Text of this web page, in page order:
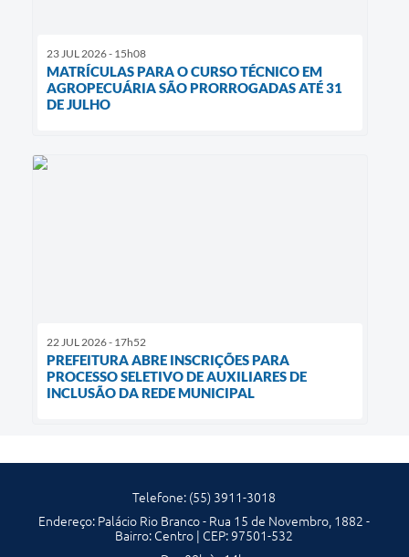
23 JUL 2026 - 15h08
MATRÍCULAS PARA O CURSO TÉCNICO EM
AGROPECUÁRIA SÃO PRORROGADAS ATÉ 31
DE JULHO
22 JUL 2026 - 17h52
PREFEITURA ABRE INSCRIÇÕES PARA
PROCESSO SELETIVO DE AUXILIARES DE
INCLUSÃO DA REDE MUNICIPAL
Telefone: (55) 3911-3018
Endereço: Palácio Rio Branco - Rua 15 de Novembro, 1882 -
Bairro: Centro | CEP: 97501-532